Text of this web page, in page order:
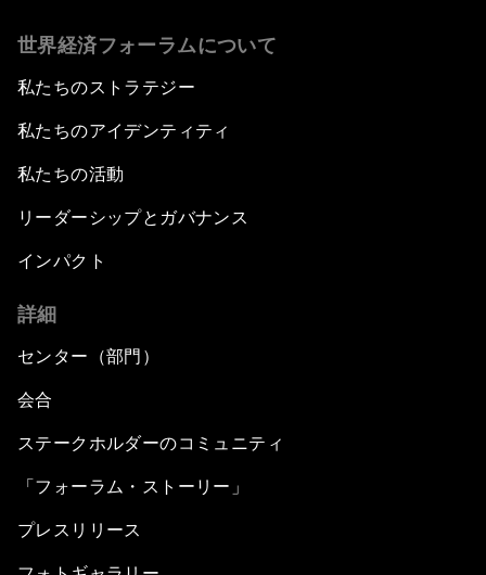
世界経済フォーラムについて
私たちのストラテジー
私たちのアイデンティティ
私たちの活動
リーダーシップとガバナンス
インパクト
詳細
センター（部門）
会合
ステークホルダーのコミュニティ
「フォーラム・ストーリー」
プレスリリース